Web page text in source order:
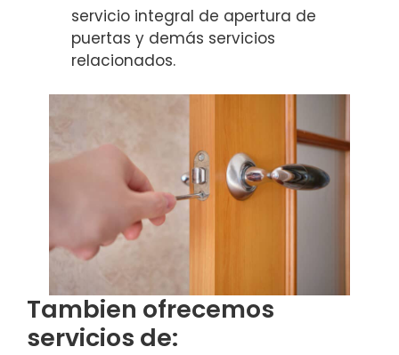
servicio integral de apertura de
puertas y demás servicios
relacionados.
Tambien ofrecemos
servicios de: